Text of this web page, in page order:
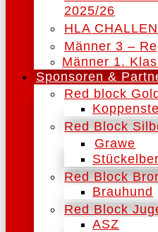
2025/26
HLA
Männer 3 –
Männer 1.
Sponsoren &
Red block
Red Block
Grawe
Red Block
Brauhund
Red Block
ASZ